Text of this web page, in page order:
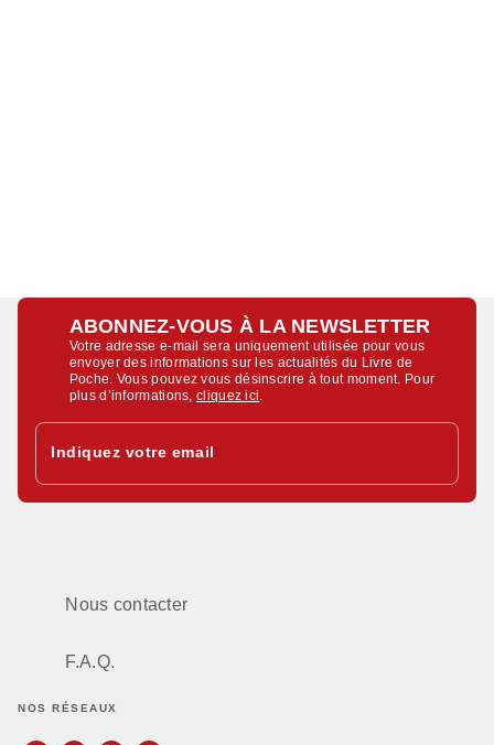
ABONNEZ-VOUS À LA NEWSLETTER
Votre adresse e-mail sera uniquement utilisée pour vous
envoyer des informations sur les actualités du Livre de
Poche. Vous pouvez vous désinscrire à tout moment. Pour
plus d’informations,cliquez ici
Indiquez votre email
Nous contacter
F.A.Q.
NOS RÉSEAUX